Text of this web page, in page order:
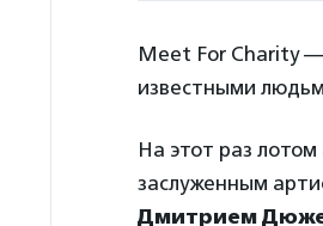
Meet For Charity —
известными
На этот раз лотом
заслуженным
Дмитрием